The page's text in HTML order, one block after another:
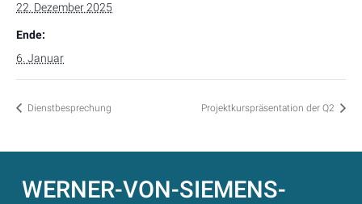
22. Dezember 2025
Ende:
6. Januar
Dienstbesprechung Projektkurspräsentation der Q2
WERNER-VON-SIEMENS-